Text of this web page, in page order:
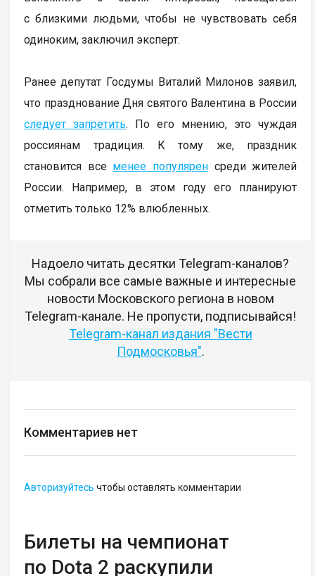
с близкими людьми, чтобы не чувствовать себя
одиноким, заключил эксперт.
Ранее депутат Госдумы Виталий Милонов заявил,
что празднование Дня святого Валентина в России
следует запретить. По его мнению, это чуждая
россиянам традиция. К тому же, праздник
становится все менее популярен среди жителей
России. Например, в этом году его планируют
отметить только 12% влюбленных.
Надоело читать десятки Telegram-каналов?
Мы собрали все самые важные и интересные
новости Московского региона в новом
Telegram-канале. Не пропусти, подписывайся!
Telegram-канал издания "Вести
Подмосковья".
Комментариев нет
Авторизуйтесь чтобы оставлять комментарии
Билеты на чемпионат
по Dota 2 раскупили